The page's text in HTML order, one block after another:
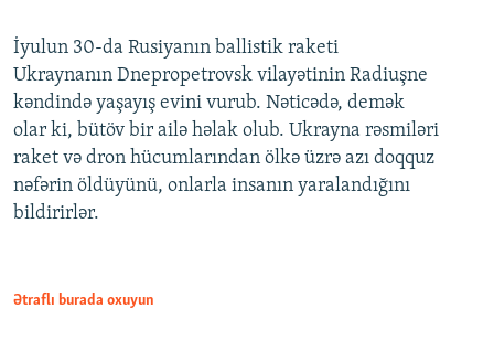
İyulun 30-da Rusiyanın ballistik raketi
Ukraynanın Dnepropetrovsk vilayətinin Radiuşne
kəndində yaşayış evini vurub. Nəticədə, demək
olar ki, bütöv bir ailə həlak olub. Ukrayna rəsmiləri
raket və dron hücumlarından ölkə üzrə azı doqquz
nəfərin öldüyünü, onlarla insanın yaralandığını
bildirirlər.
Ətraflı burada oxuyun